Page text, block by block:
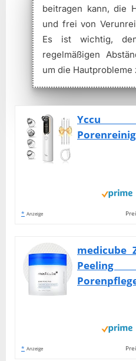
beitragen kann, die
und frei von
Es ist wichtig,
regelmäßigen
um die Hautprobleme
Yccu
* Anzeige
medicube
Peeling
* Anzeige